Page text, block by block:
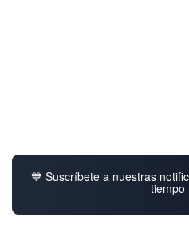
💙 Suscríbete a nuestras
tiempo